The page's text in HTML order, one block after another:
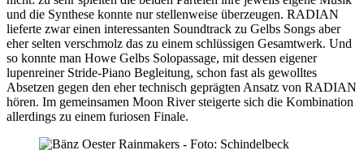
und die Synthese konnte nur stellenweise überzeugen. RADIAN
lieferte zwar einen interessanten Soundtrack zu Gelbs Songs aber
eher selten verschmolz das zu einem schlüssigen Gesamtwerk. Und
so konnte man Howe Gelbs Solopassage, mit dessen eigener
lupenreiner Stride-Piano Begleitung, schon fast als gewolltes
Absetzen gegen den eher technisch geprägten Ansatz von RADIAN
hören. Im gemeinsamen Moon River steigerte sich die Kombination
allerdings zu einem furiosen Finale.